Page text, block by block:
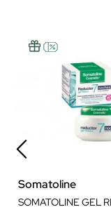
Somatoline